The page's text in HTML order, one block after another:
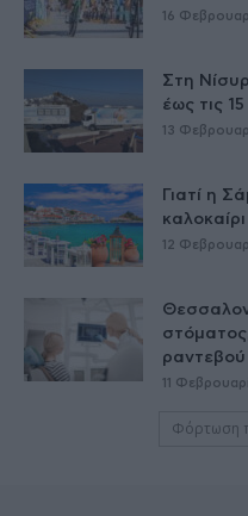
16
Στη
έως τις
13
Γιατί η
12
11
Φόρτωση